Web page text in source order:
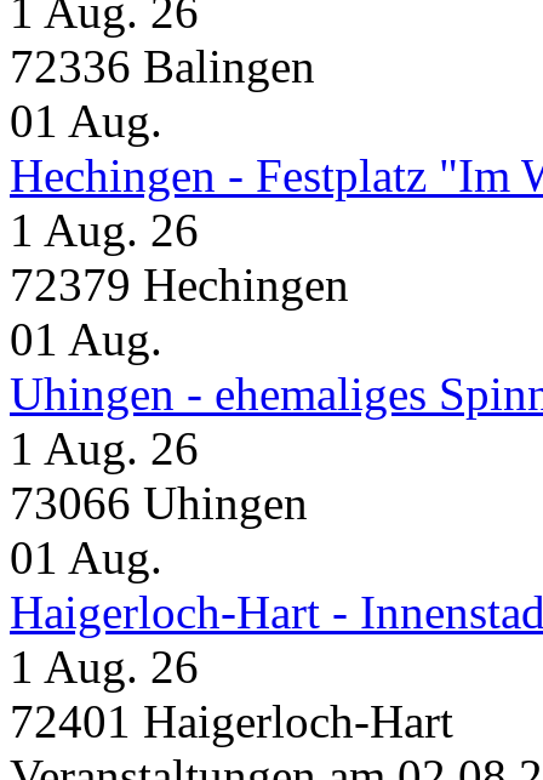
1 Aug. 26
72336 Balingen
01 Aug.
Hechingen - Festplatz "Im
1 Aug. 26
72379 Hechingen
01 Aug.
Uhingen - ehemaliges
1 Aug. 26
73066 Uhingen
01 Aug.
Haigerloch-Hart -
1 Aug. 26
72401 Haigerloch-Hart